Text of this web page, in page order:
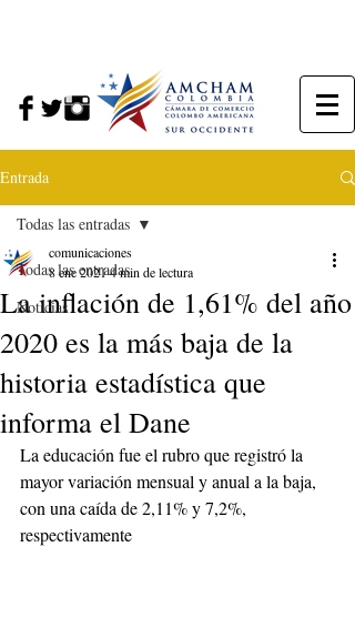
Entrada
Todas las entradas
Noticias
Todas las entradas
La inflación de 1,61% del año
2020 es la más baja de la
historia estadística que
informa el Dane
comunicaciones
8 ene 20214 min de lectura
La educación fue el rubro que registró la
mayor variación mensual y anual a la baja,
con una caída de 2,11% y 7,2%,
respectivamente